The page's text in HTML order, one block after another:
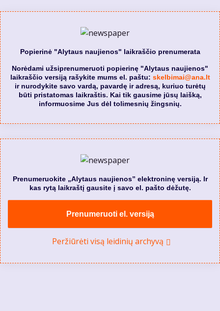
Popierinė "Alytaus naujienos" laikraščio prenumerata
Norėdami užsiprenumeruoti popierinę "Alytaus naujienos"
laikraščio versiją rašykite mums el. paštu: skelbimai@ana.lt
ir nurodykite savo vardą, pavardę ir adresą, kuriuo turėtų
būti pristatomas laikraštis. Kai tik gausime jūsų laišką,
informuosime Jus dėl tolimesnių žingsnių.
Prenumeruokite „Alytaus naujienos” elektroninę versiją. Ir
kas rytą laikraštį gausite į savo el. pašto dėžutę.
Prenumeruoti el. versiją
Peržiūrėti visą leidinių archyvą